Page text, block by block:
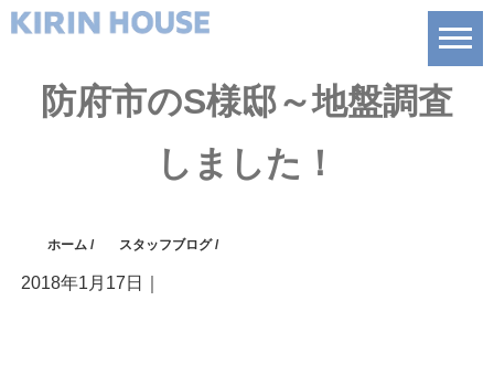
防府市のS様邸～地盤調査
しました！
ホーム / スタッフブログ/
2018年1月17日